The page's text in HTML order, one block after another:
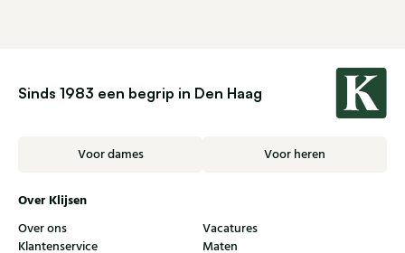
Sinds 1983 een begrip in Den Haag
Voor dames Voor heren
Over Klijsen
Over ons
Vacatures
Klantenservice
Maten